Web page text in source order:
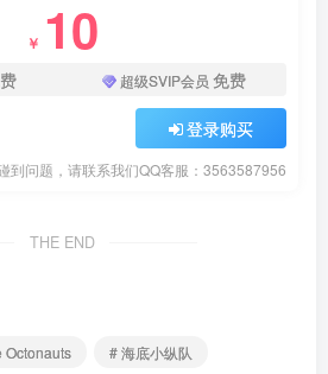
￥ 10
超级SVIP会员 免费
登录购买
到问题，请联系我们QQ客服：3563587956
THE END
Octonauts # 海底小纵队